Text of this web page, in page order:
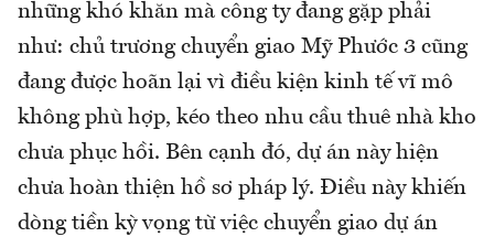
những khó khăn mà công ty đang gặp phải
như: chủ trương chuyển giao Mỹ Phước 3 cũng
đang được hoãn lại vì điều kiện kinh tế vĩ mô
không phù hợp, kéo theo nhu cầu thuê nhà kho
chưa phục hồi. Bên cạnh đó, dự án này hiện
chưa hoàn thiện hồ sơ pháp lý. Điều này khiến
dòng tiền kỳ vọng từ việc chuyển giao dự án